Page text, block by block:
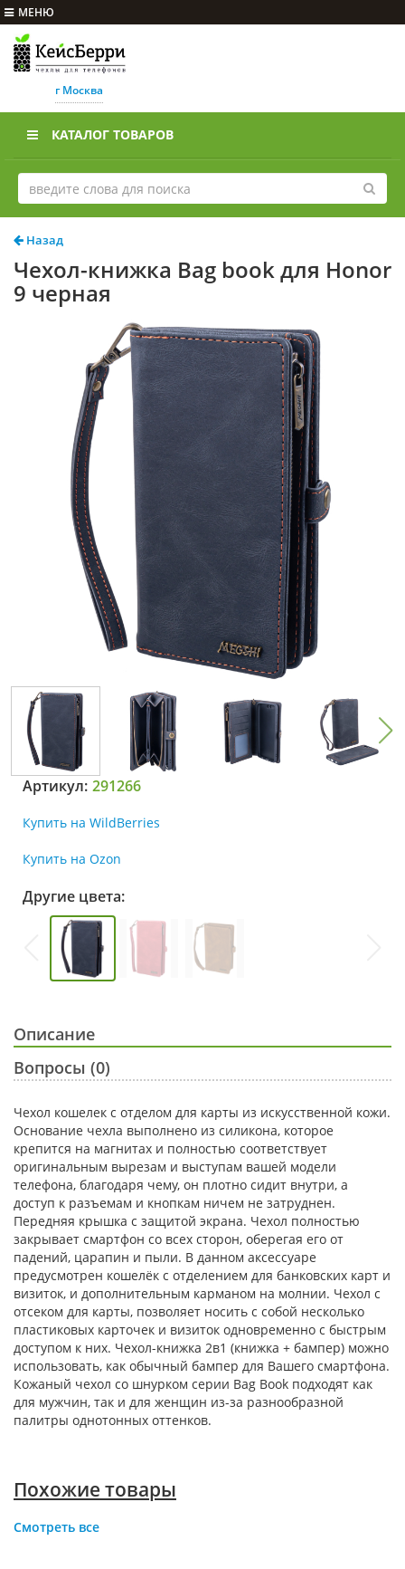
МЕНЮ
г Москва
КАТАЛОГ ТОВАРОВ
Назад
Чехол-книжка Bag book для Honor
9 черная
Артикул: 291266
Купить на WildBerries
Купить на Ozon
Другие цвета:
Описание
Вопросы (0)
Чехол кошелек с отделом для карты из искусственной кожи.
Основание чехла выполнено из силикона, которое
крепится на магнитах и полностью соответствует
оригинальным вырезам и выступам вашей модели
телефона, благодаря чему, он плотно сидит внутри, а
доступ к разъемам и кнопкам ничем не затруднен.
Передняя крышка с защитой экрана. Чехол полностью
закрывает смартфон со всех сторон, оберегая его от
падений, царапин и пыли. В данном аксессуаре
предусмотрен кошелёк с отделением для банковских карт и
визиток, и дополнительным карманом на молнии. Чехол с
отсеком для карты, позволяет носить с собой несколько
пластиковых карточек и визиток одновременно с быстрым
доступом к них. Чехол-книжка 2в1 (книжка + бампер) можно
использовать, как обычный бампер для Вашего смартфона.
Кожаный чехол со шнурком серии Bag Book подходят как
для мужчин, так и для женщин из-за разнообразной
палитры однотонных оттенков.
Похожие товары
Смотреть все